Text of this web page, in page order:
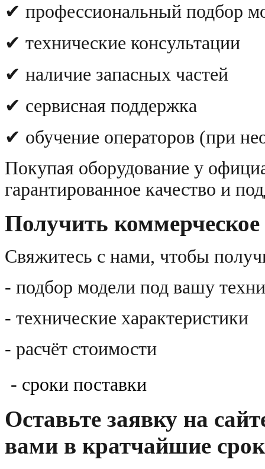
✔ профессиональный подбор
✔ технические консультации
✔ наличие запасных частей
✔ сервисная поддержка
✔ обучение операторов (при
Покупая оборудование у
гарантированное качество и
Получить
Свяжитесь с нами, чтобы
- подбор модели под вашу
- технические характеристики
- расчёт стоимости
- сроки поставки
Оставьте заявку на
вами в кратчайшие